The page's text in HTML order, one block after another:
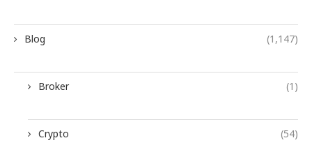
Blog (1,147)
Broker (1)
Crypto (54)